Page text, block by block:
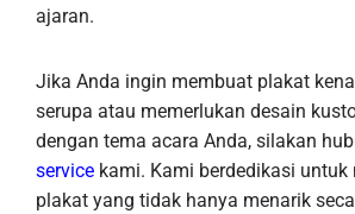
ajaran.
Jika Anda ingin membuat plakat
serupa atau memerlukan desain
dengan tema acara Anda, silakan
service kami. Kami berdedikasi untuk
plakat yang tidak hanya menarik